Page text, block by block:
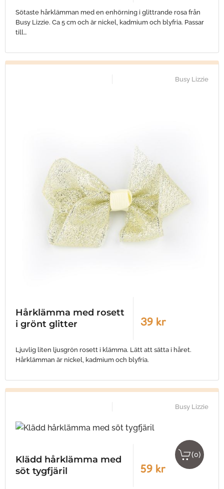
Sötaste hårklämman med en enhörning i glittrande rosa från
Busy Lizzie. Ca 5 cm och är nickel, kadmium och blyfria. Passar
till…
Busy Lizzie
Hårklämma med rosett
i grönt glitter
39 kr
Ljuvlig liten ljusgrön rosett i klämma. Lätt att sätta i håret.
Hårklämman är nickel, kadmium och blyfria.
Busy Lizzie
Klädd hårklämma med
söt tygfjäril
59 kr
(0)